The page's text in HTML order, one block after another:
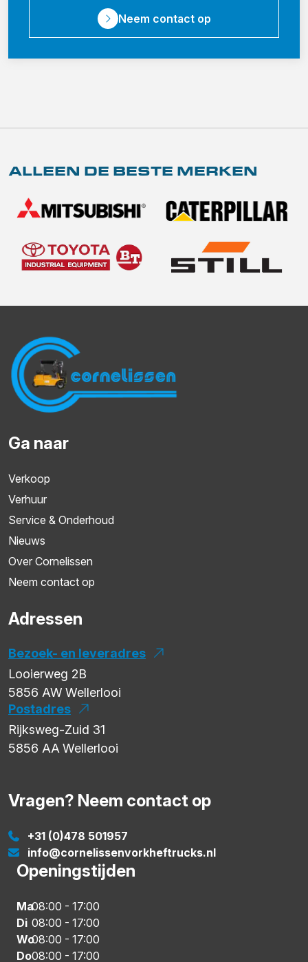
Neem contact op
ALLEEN DE BESTE MERKEN
Ga naar
Verkoop
Verhuur
Service & Onderhoud
Nieuws
Over Cornelissen
Neem contact op
Adressen
Bezoek- en leveradres
Looierweg 2B
5856 AW Wellerlooi
Postadres
Rijksweg-Zuid 31
5856 AA Wellerlooi
Vragen? Neem contact op
+31 (0)478 501957
info@cornelissenvorkheftrucks.nl
Openingstijden
Ma08:00 - 17:00
Di 08:00 - 17:00
Wo08:00 - 17:00
Do08:00 - 17:00